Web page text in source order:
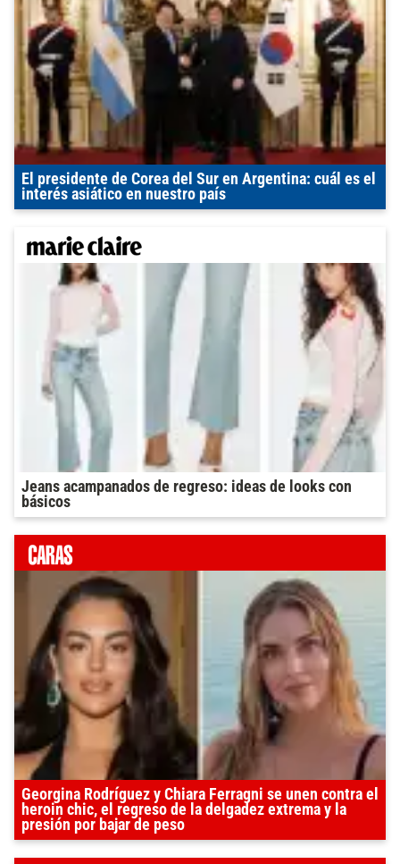
El presidente de Corea del Sur en Argentina: cuál es el
interés asiático en nuestro país
Jeans acampanados de regreso: ideas de looks con
básicos
Georgina Rodríguez y Chiara Ferragni se unen contra el
heroin chic, el regreso de la delgadez extrema y la
presión por bajar de peso